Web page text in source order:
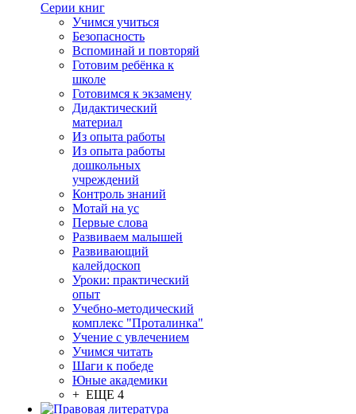
Серии книг
Учимся учиться
Безопасность
Вспоминай и повторяй
Готовим ребёнка к
школе
Готовимся к экзамену
Дидактический
материал
Из опыта работы
Из опыта работы
дошкольных
учреждений
Контроль знаний
Мотай на ус
Первые слова
Развиваем малышей
Развивающий
калейдоскоп
Уроки: практический
опыт
Учебно-методический
комплекс "Проталинка"
Учение с увлечением
Учимся читать
Шаги к победе
Юные академики
+ ЕЩЕ 4